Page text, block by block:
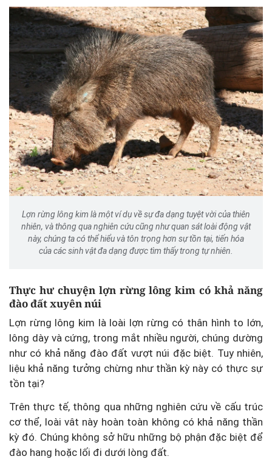
Lợn rừng lông kim là một ví dụ về sự đa dạng tuyệt vời của thiên
nhiên, và thông qua nghiên cứu cũng như quan sát loài động vật
này, chúng ta có thể hiểu và tôn trọng hơn sự tồn tại, tiến hóa
của các sinh vật đa dạng được tìm thấy trong tự nhiên.
Thực hư chuyện lợn rừng lông kim có khả năng
đào đất xuyên núi
Lợn rừng lông kim là loài lợn rừng có thân hình to lớn,
lông dày và cứng, trong mắt nhiều người, chúng dường
như có khả năng đào đất vượt núi đặc biệt. Tuy nhiên,
liệu khả năng tưởng chừng như thần kỳ này có thực sự
tồn tại?
Trên thực tế, thông qua những nghiên cứu về cấu trúc
cơ thể, loài vât này hoàn toàn không có khả năng thần
kỳ đó. Chúng không sở hữu những bộ phận đặc biệt để
đào hang hoặc lối đi dưới lòng đất.